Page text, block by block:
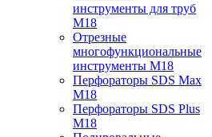
инструменты для труб
M18
Отрезные
многофункциональные
инструменты M18
Перфораторы SDS Max
M18
Перфораторы SDS Plus
M18